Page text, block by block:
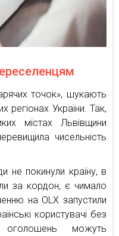
точок», шукають
регіонах України. Так,
містах Львівщини
чисельність
не покинули країну, в
за кордон, є чимало
на OLX запустили
користувачі без
можуть